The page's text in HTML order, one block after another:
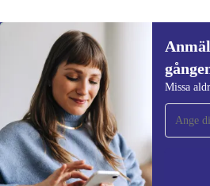
Missa
Anmäl dig till vårt
gången och spara
Missa aldrig ett